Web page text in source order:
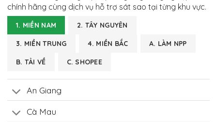
chính hãng cùng dịch vụ hỗ trợ sát sao tại từng khu vực.
1. MIỀN NAM 2. TÂY NGUYÊN
3. MIỀN TRUNG 4. MIỀN BẮC A. LÀM NPP
B. TẢI VỀ C. SHOPEE
An Giang
Cà Mau